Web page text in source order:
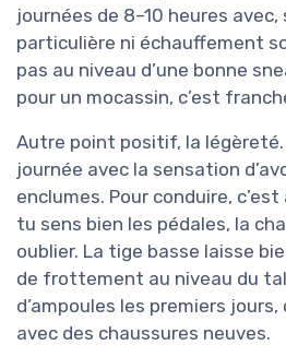
journées de 8–10 heures avec,
particulière ni échauffement
pas au niveau d’une bonne
pour un mocassin, c’est
Autre point positif, la légèreté.
journée avec la sensation
enclumes. Pour conduire,
tu sens bien les pédales, la
oublier. La tige basse laisse
de frottement au niveau du
d’ampoules les premiers
avec des chaussures neuves.